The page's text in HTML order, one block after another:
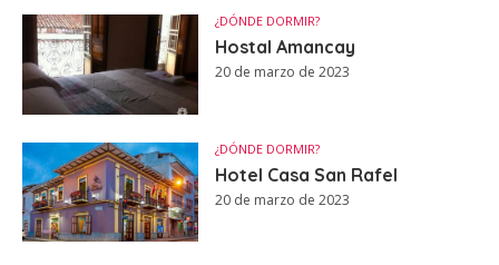
¿DÓNDE DORMIR?
Hostal Amancay
20 de marzo de 2023
¿DÓNDE DORMIR?
Hotel Casa San Rafel
20 de marzo de 2023